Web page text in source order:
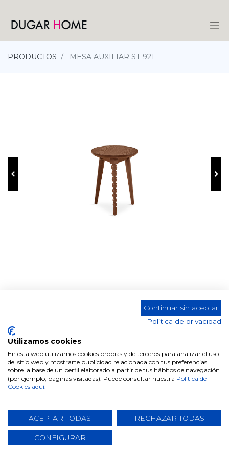
PRODUCTOS MESA AUXILIAR ST-921
Comparte este producto
Continuar sin aceptar
Política de privacidad
Utilizamos cookies
En esta web utilizamos cookies propias y de terceros para analizar el uso
del sitio web y mostrarte publicidad relacionada con tus preferencias
sobre la base de un perfil elaborado a partir de tus hábitos de navegación
(por ejemplo, páginas visitadas). Puede consultar nuestra Política de
Cookies aquí.
ACEPTAR TODAS RECHAZAR TODAS
CONFIGURAR